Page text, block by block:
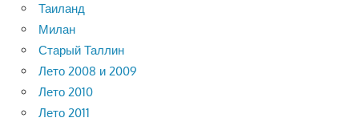
Таиланд
Милан
Старый Таллин
Лето 2008 и 2009
Лето 2010
Лето 2011